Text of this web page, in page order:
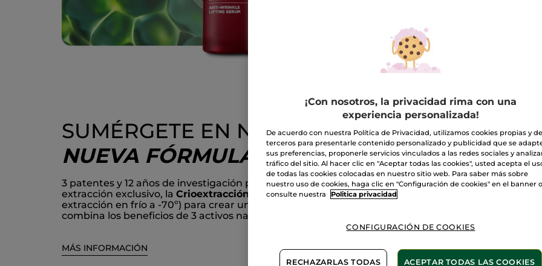
Descubre una gama completa
compromiso permanente con la
VER PRODUCTOS
SUMÉRGETE EN NUESTRA
NUEVA FÓRMULA
3 patentes y 12 años de investigación para un proceso de
extracción exclusivo, la Crioextracción Botánica (proceso de
extracción en frío a -70º) para crear un complejo vegetal único que
combina los beneficios de 3 activos naturales.
MÁS INFORMACIÓN
Anémona de
Resiste.
vitalidad y
Colágeno
Estimula la
gracias a sus
Ácido
¡Con nosotros, la privacidad rima con una
experiencia personalizada!
De acuerdo con nuestra Política de Privacidad, utilizamos cookies propias y de
terceros para presentarle contenido personalizado y publicidad que se
sus preferencias, proponerle servicios vinculados a las redes sociales y
tráfico del sitio. Al hacer clic en "Aceptar todas las cookies", usted acepta el
de todas las cookies colocadas en nuestro sitio web. Para saber más sobre
nuestro uso de cookies, haga clic en "Configuración de cookies" en el banner o
consulte nuestra
Politica privacidad
CONFIGURACIÓN DE COOKIES
RECHAZARLAS TODAS ACEPTAR TODAS LAS COOKIES